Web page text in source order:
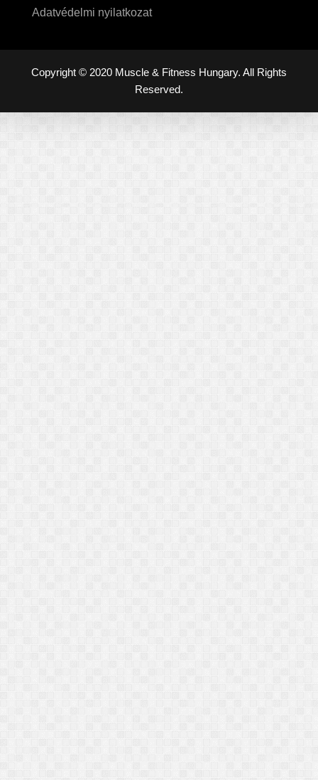
Adatvédelmi nyilatkozat
Copyright © 2020 Muscle & Fitness Hungary. All Rights
Reserved.